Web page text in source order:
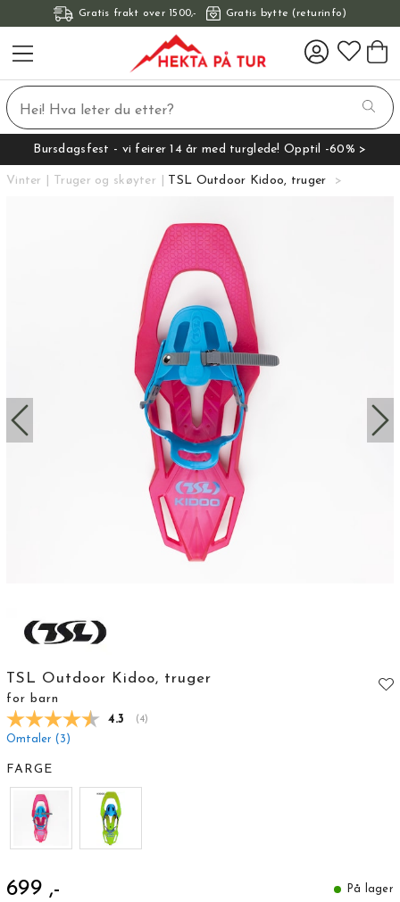
Gratis frakt over 1500,- Gratis bytte (returinfo)
Bursdagsfest - vi feirer 14 år med turglede! Opptil -60% >
Vinter Truger og skøyter TSL Outdoor Kidoo, truger
TSL Outdoor Kidoo, truger
for barn
Gjennomsnittskarakter:
4.3 (stemmer:
4)
Omtaler ( 3 )
FARGE
699 ,- På lager